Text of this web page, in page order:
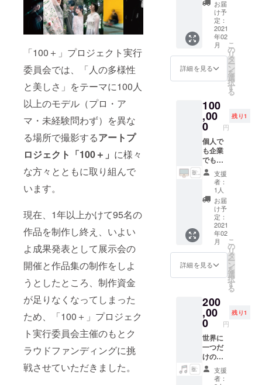
「100＋」プロジェクト実行
委員会では、「人の多様性
と美しさ」をテーマに100人
以上のモデル（プロ・ア
マ・未経験問わず）を異な
る場所で撮影するアートプ
ロジェクト「100＋」 に様々
な方々とともに取り組んで
います。
現在、1年以上かけて95名の
作品を制作し終え、いよい
よ成果発表として展示会の
開催と作品集の制作をしよ
うとしたところ、制作資金
が足りなくなってしまった
ため、「100＋」プロジェク
ト実行委員会主催のもとク
ラウドファンディングに挑
戦させていただきました。
告書を
メール
で送付
しま
す。 ※
写真集
への記
載は、
で登録
しま
す。必
ず「備
考欄」
にご記
入下さ
い。
（記載
不要の
場合は
その旨
ご記載
くださ
い） ※
完成次
第のお
届けの
発送を
予定し
ていま
す。 ※
送料込
みです
が、直
接お礼
を言い
保証な
のでい
い写真
撮って
もっと
お渡し
できる
屋外で
の撮影
を想定
してい
ますの
で、ス
タジオ
や施設
代、衣
装、メ
イク等
諸費用
はご負
担くだ
さい。
※遠方の
場合
（公共
は交通
費をご
負担い
ただく
ことに
なりま
すの
で、ご
注意く
ジナル
写真集
を制作
しませ
んか？
・撮影3
時間
200カッ
ト（jpg
出し）
40枚レ
タッチ
版を
データ
でお渡
ししま
す。 ・
A4 24P
フルカ
ラー
ソフト
カバー
のオリ
ジナル
写真集
のデザ
イン・
レイア
ウトを
す。 ・
オリジ
ナル写
真集一
冊を制
作・郵
送しま
す。 ※
撮れ高
お届
け予
定：
2021
年02
月
詳細を見る
こ
の
リ
タ
ー
ン
を
選
択
す
る
100
,00
0 円
残り1
個人で
も企業
でも
サーク
ルでも
カップ
ルでも1
分のオ
リジナ
ルPVを
制作し
ます。
※映像
データ
は電子
データ
りいた
しま
す。 ※
動画の
著作権
は共同
保有と
し相互
に利用
支援
者：
1人
お届
け予
定：
2021
年02
月
詳細を見る
こ
の
リ
タ
ー
ン
を
選
択
す
る
200
,00
0 円
残り1
世界に
一つだ
けのオ
リジナ
ルMVを
支援
者：